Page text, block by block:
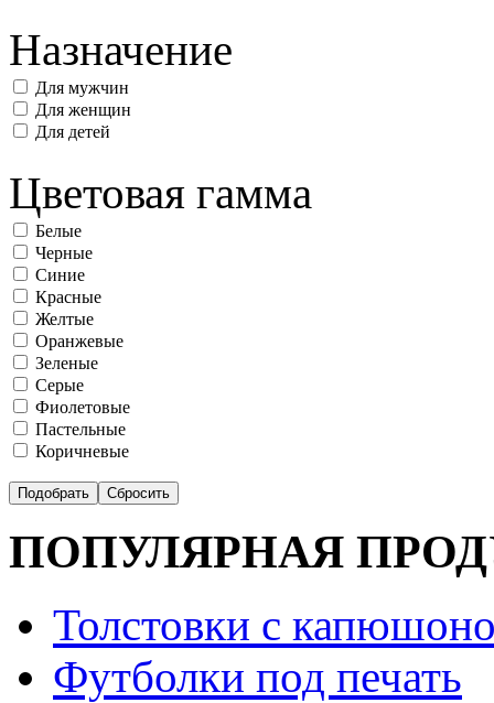
Назначение
Для мужчин
Для женщин
Для детей
Цветовая гамма
Белые
Черные
Синие
Красные
Желтые
Оранжевые
Зеленые
Серые
Фиолетовые
Пастельные
Коричневые
ПОПУЛЯРНАЯ
Толстовки с
Футболки под печать